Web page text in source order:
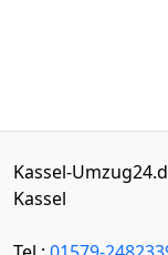
Kassel-
Kassel